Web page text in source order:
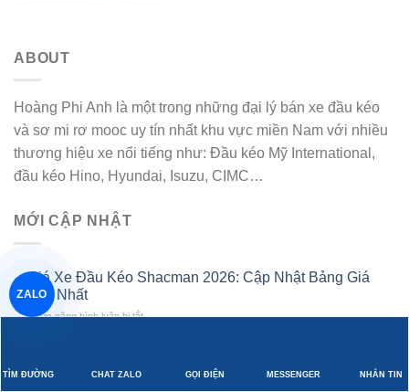
ABOUT
Hoàng Phi Anh là một trong những đại lý bán xe đầu kéo
và sơ mi rơ mooc uy tín nhất khu vực miền Nam với nhiều
thương hiệu xe nổi tiếng như: Đầu kéo Mỹ International,
đầu kéo Hino, Hyundai, Isuzu, CIMC…
MỚI CẬP NHẬT
Giá Xe Đầu Kéo Shacman 2026: Cập Nhật Bảng Giá
Mới Nhất
Chức năng bình luận bị tắtở
MỐC MỚI CHO PHÂN KHÚC ĐẦU KÉO CAO CẤP TẠI
TÌM ĐƯỜNG CHAT ZALO GỌI ĐIỆN MESSENGER NHẮN TIN
ZALO